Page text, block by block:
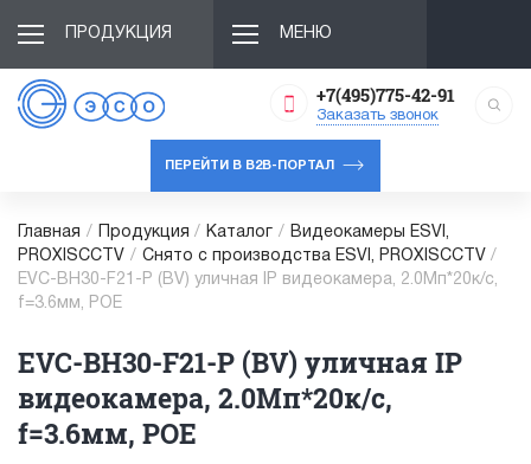
ПРОДУКЦИЯ МЕНЮ
+7(495)775-42-91
Заказать звонок
ПЕРЕЙТИ В B2B-ПОРТАЛ
Главная / Продукция / Каталог /
Видеокамеры ESVI,
PROXISCCTV / Снято с производства ESVI, PROXISCCTV /
EVC-BH30-F21-P (BV) уличная IP видеокамера, 2.0Мп*20к/с,
f=3.6мм, POE
EVC-BH30-F21-P (BV) уличная IP
видеокамера, 2.0Мп*20к/с,
f=3.6мм, POE